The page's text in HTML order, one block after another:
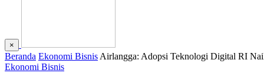
×
Beranda Ekonomi Bisnis Airlangga: Adopsi Teknologi Digital RI
Ekonomi Bisnis